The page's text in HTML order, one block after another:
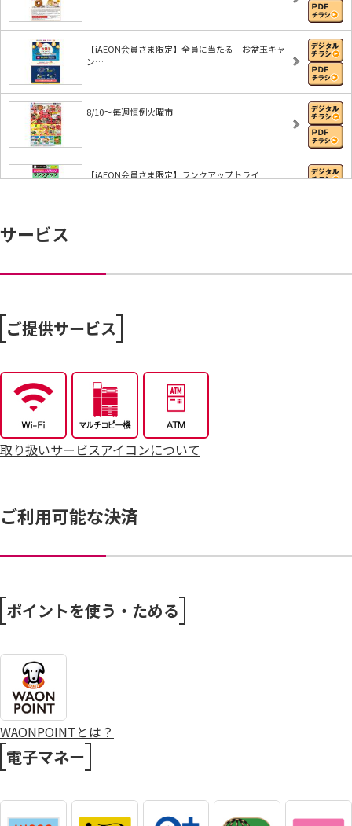
【iAEON会員さま限定】全員に当たる お盆玉キャ
ン…
8/10～毎週恒例火曜市
【iAEON会員さま限定】ランクアップトライ
8/4～毎週恒例火曜市
サービス
ご提供サービス
取り扱いサービスアイコンについて
ご利用可能な決済
ポイントを使う・ためる
WAONPOINTとは？
電子マネー